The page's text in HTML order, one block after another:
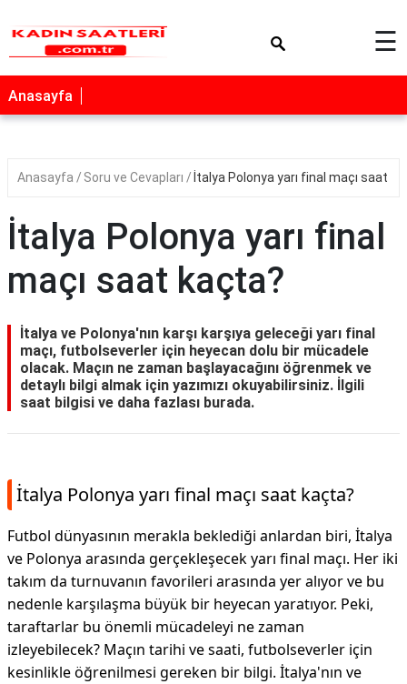
☰
Anasayfa
Anasayfa Soru ve Cevapları İtalya Polonya yarı final maçı saat
İtalya Polonya yarı final
maçı saat kaçta?
İtalya ve Polonya'nın karşı karşıya geleceği yarı final
maçı, futbolseverler için heyecan dolu bir mücadele
olacak. Maçın ne zaman başlayacağını öğrenmek ve
detaylı bilgi almak için yazımızı okuyabilirsiniz. İlgili
saat bilgisi ve daha fazlası burada.
İtalya Polonya yarı final maçı saat kaçta?
Futbol dünyasının merakla beklediği anlardan biri, İtalya
ve Polonya arasında gerçekleşecek yarı final maçı. Her iki
takım da turnuvanın favorileri arasında yer alıyor ve bu
nedenle karşılaşma büyük bir heyecan yaratıyor. Peki,
taraftarlar bu önemli mücadeleyi ne zaman
izleyebilecek? Maçın tarihi ve saati, futbolseverler için
kesinlikle öğrenilmesi gereken bir bilgi. İtalya'nın ve